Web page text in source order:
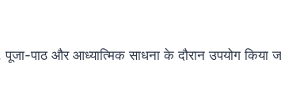
पाठ और आध्यात्मिक साधना के दौरान उपयोग किया